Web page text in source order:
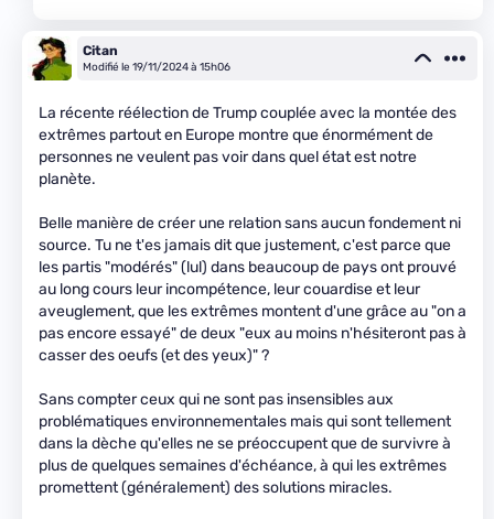
Citan
Modifié le 19/11/2024 à 15h06
La récente réélection de Trump couplée avec la montée des
extrêmes partout en Europe montre que énormément de
personnes ne veulent pas voir dans quel état est notre
planète.
Belle manière de créer une relation sans aucun fondement ni
source. Tu ne t'es jamais dit que justement, c'est parce que
les partis "modérés" (lul) dans beaucoup de pays ont prouvé
au long cours leur incompétence, leur couardise et leur
aveuglement, que les extrêmes montent d'une grâce au "on a
pas encore essayé" de deux "eux au moins n'hésiteront pas à
casser des oeufs (et des yeux)" ?
Sans compter ceux qui ne sont pas insensibles aux
problématiques environnementales mais qui sont tellement
dans la dèche qu'elles ne se préoccupent que de survivre à
plus de quelques semaines d'échéance, à qui les extrêmes
promettent (généralement) des solutions miracles.